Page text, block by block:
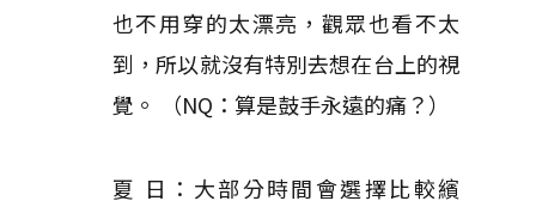
也不用穿的太漂亮，觀眾也看不太
到，所以就沒有特別去想在台上的視
覺。 （NQ：算是鼓手永遠的痛？）
夏 日：大部分時間會選擇比較繽